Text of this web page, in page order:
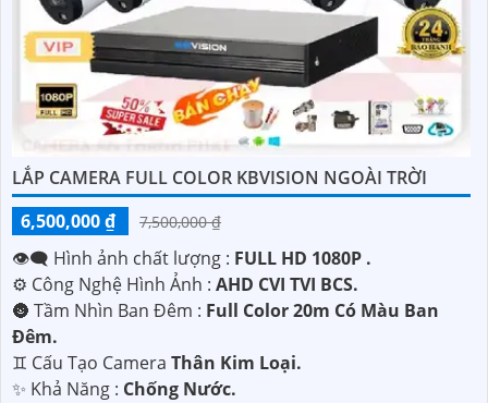
LẮP CAMERA FULL COLOR KBVISION NGOÀI TRỜI
6,500,000 ₫
7,500,000 ₫
👁️‍🗨 Hình ảnh chất lượng : FULL HD 1080P .
⚙ Công Nghệ Hình Ảnh : AHD CVI TVI BCS.
🌚 Tầm Nhìn Ban Đêm : Full Color 20m Có Màu Ban
Đêm.
♊ Cấu Tạo Camera Thân Kim Loại.
️✨ Khả Năng : Chống Nước.